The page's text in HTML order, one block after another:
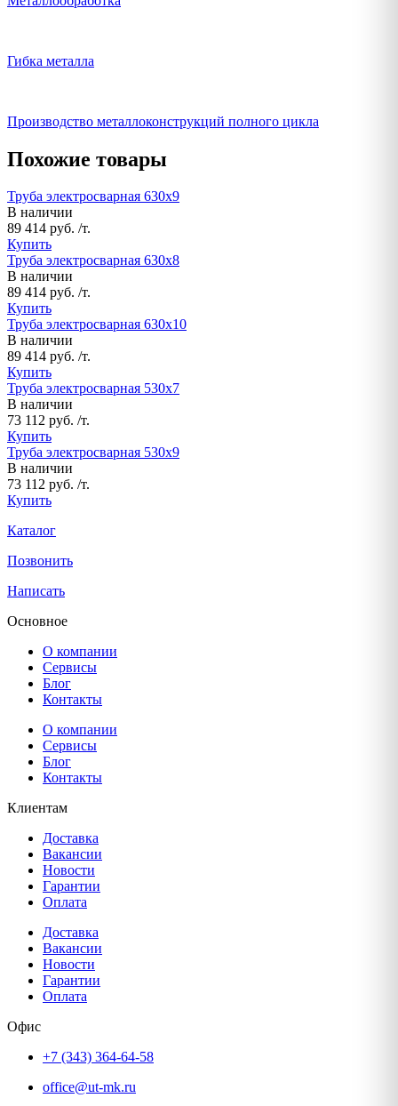
Гибка металла
Производство металлоконструкций полного цикла
Похожие товары
Труба электросварная 630х9
В наличии
89 414 руб. /т.
Купить
Труба электросварная 630х8
В наличии
89 414 руб. /т.
Купить
Труба электросварная 630х10
В наличии
89 414 руб. /т.
Купить
Труба электросварная 530х7
В наличии
73 112 руб. /т.
Купить
Труба электросварная 530х9
В наличии
73 112 руб. /т.
Купить
Каталог
Позвонить
Написать
Основное
О компании
Сервисы
Блог
Контакты
О компании
Сервисы
Блог
Контакты
Клиентам
Доставка
Вакансии
Новости
Гарантии
Оплата
Доставка
Вакансии
Новости
Гарантии
Оплата
Офис
+7 (343) 364-64-58
office@ut-mk.ru